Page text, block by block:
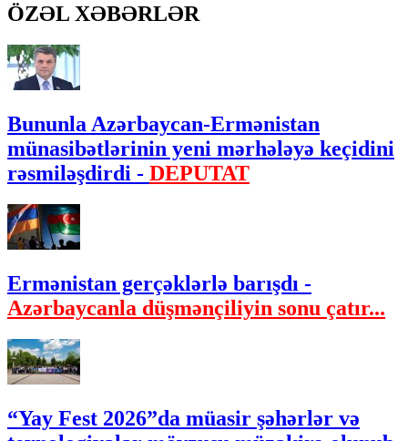
ÖZƏL XƏBƏRLƏR
Bununla Azərbaycan-Ermənistan
münasibətlərinin yeni mərhələyə keçidini
rəsmiləşdirdi - DEPUTAT
Ermənistan gerçəklərlə barışdı -
Azərbaycanla düşmənçiliyin sonu çatır...
“Yay Fest 2026”da müasir şəhərlər və